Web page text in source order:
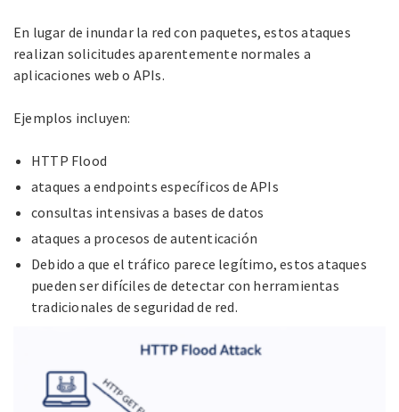
En lugar de inundar la red con paquetes, estos ataques
realizan solicitudes aparentemente normales a
aplicaciones web o APIs.
Ejemplos incluyen:
HTTP Flood
ataques a endpoints específicos de APIs
consultas intensivas a bases de datos
ataques a procesos de autenticación
Debido a que el tráfico parece legítimo, estos ataques
pueden ser difíciles de detectar con herramientas
tradicionales de seguridad de red.